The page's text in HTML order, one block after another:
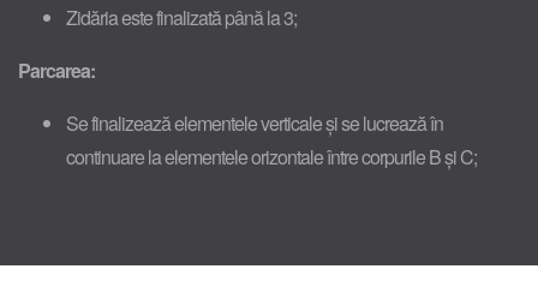
Zidăria este finalizată până la 3;
Parcarea:
Se finalizează elementele verticale și se lucrează în
continuare la elementele orizontale între corpurile B și C;